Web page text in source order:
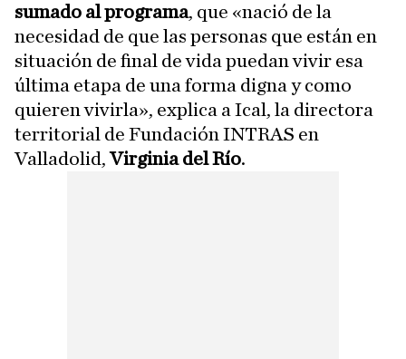
sumado al programa, que «nació de la
necesidad de que las personas que están en
situación de final de vida puedan vivir esa
última etapa de una forma digna y como
quieren vivirla», explica a Ical, la directora
territorial de Fundación INTRAS en
Valladolid,Virginia del Río.